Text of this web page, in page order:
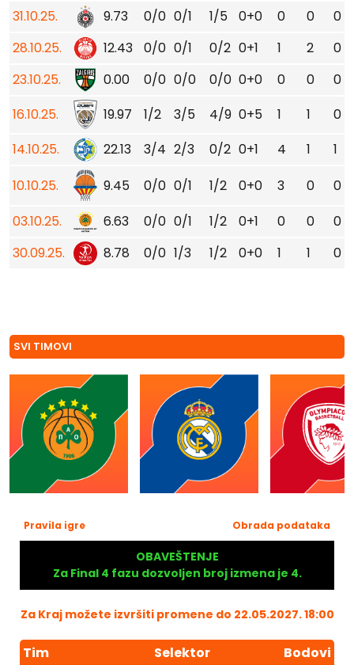
31.10.25. 9.73 0/0 0/1 1/5 0+0 0 0
0
28.10.25.
12.43 0/0 0/1 0/2 0+1 1 2
0
23.10.25.
0.00 0/0 0/0 0/0 0+0 0 0
0
16.10.25.
19.97 1/2 3/5 4/9 0+5 1 1
0
14.10.25.
22.13 3/4 2/3 0/2 0+1 4 1
1
10.10.25.
9.45 0/0 0/1 1/2 0+0 3 0
0
03.10.25.
6.63 0/0 0/1 1/2 0+1 0 0
0
30.09.25.
8.78 0/0 1/3 1/2 0+0 1 1 0
SVI TIMOVI
Pravila igre Obrada podataka
OBAVEŠTENJE
Za Final 4 fazu dozvoljen broj izmena je 4.
Za Kraj možete izvršiti promene do 22.05.2027. 18:00
Tim Selektor
Bodovi